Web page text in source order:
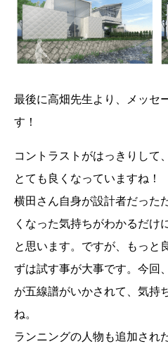
最後に高畑先生より、メッセ
す！
コントラストがはっきりして
とても良くなっていますね！
横田さん自身が設計者だった
くなった気持ちがわかるだけ
と思います。ですが、もっと
ずは試す事が大事です。今回
が五線譜がいかされて、気持
ね。
ランニングの人物も追加され